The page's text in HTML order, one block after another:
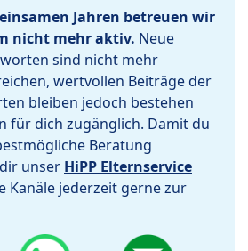
Jahren betreuen wir
nicht mehr aktiv. Neue
sind nicht mehr
wertvollen Beiträge der
bleiben jedoch bestehen
für dich zugänglich. Damit du
Beratung
unser HiPP Elternservice
Kanäle jederzeit gerne zur